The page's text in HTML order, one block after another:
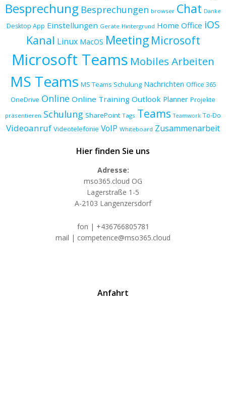
Besprechung Besprechungen browser Chat Danke
Desktop App Einstellungen Geräte Hintergrund Home Office iOS
Kanal Linux MacOS Meeting Microsoft
Microsoft Teams Mobiles Arbeiten
MS Teams MS Teams Schulung Nachrichten Office 365
OneDrive Online Online Training Outlook Planner Projekte
präsentieren Schulung SharePoint Tags Teams Teamwork To-Do
Videoanruf Videotelefonie VoIP Whiteboard Zusammenarbeit
Hier finden Sie uns
Adresse:
mso365.cloud OG
Lagerstraße 1-5
A-2103 Langenzersdorf
fon | +436766805781
mail | competence@mso365.cloud
Anfahrt